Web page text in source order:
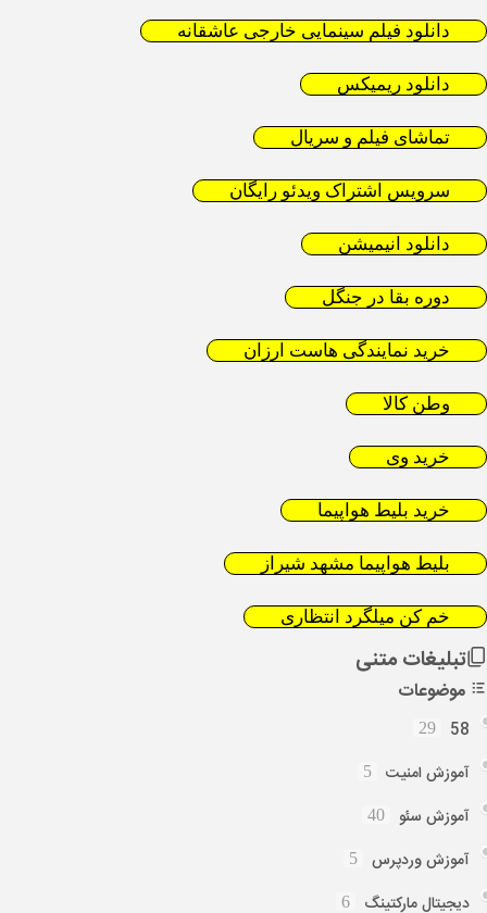
دانلود فیلم سینمایی خارجی عاشقانه
دانلود ریمیکس
تماشای فیلم و سریال
سرویس اشتراک ویدئو رایگان
دانلود انیمیشن
دوره بقا در جنگل
خرید نمایندگی هاست ارزان
وطن کالا
خرید وی
خرید بلیط هواپیما
بلیط هواپیما مشهد شیراز
خم کن میلگرد انتظاری
تبلیغات متنی
موضوعات
58
29
آموزش امنیت 5
آموزش سئو 40
آموزش وردپرس 5
دیجیتال مارکتینگ 6